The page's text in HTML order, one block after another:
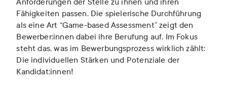
Fähigkeiten passen. Die spielerische Durchführung
als eine Art “Game-based Assessment” zeigt den
Bewerber:innen dabei ihre Berufung auf. Im Fokus
steht das, was im Bewerbungsprozess wirklich zählt:
Die individuellen Stärken und Potenziale der
Kandidat:innen!